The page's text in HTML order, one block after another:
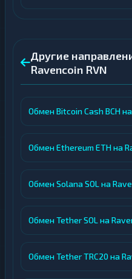
Другие
Ravencoin RVN
Обмен Bitcoin Cash BCH
Обмен Ethereum ETH на
Обмен Solana SOL на
Обмен Tether SOL на
Обмен Tether TRC20 на